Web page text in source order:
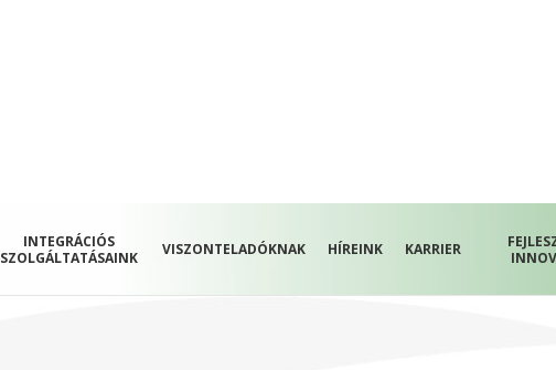
INTEGRÁCIÓS
SZOLGÁLTATÁSAINK
VISZONTELADÓKNAK HÍREINK KARRIER